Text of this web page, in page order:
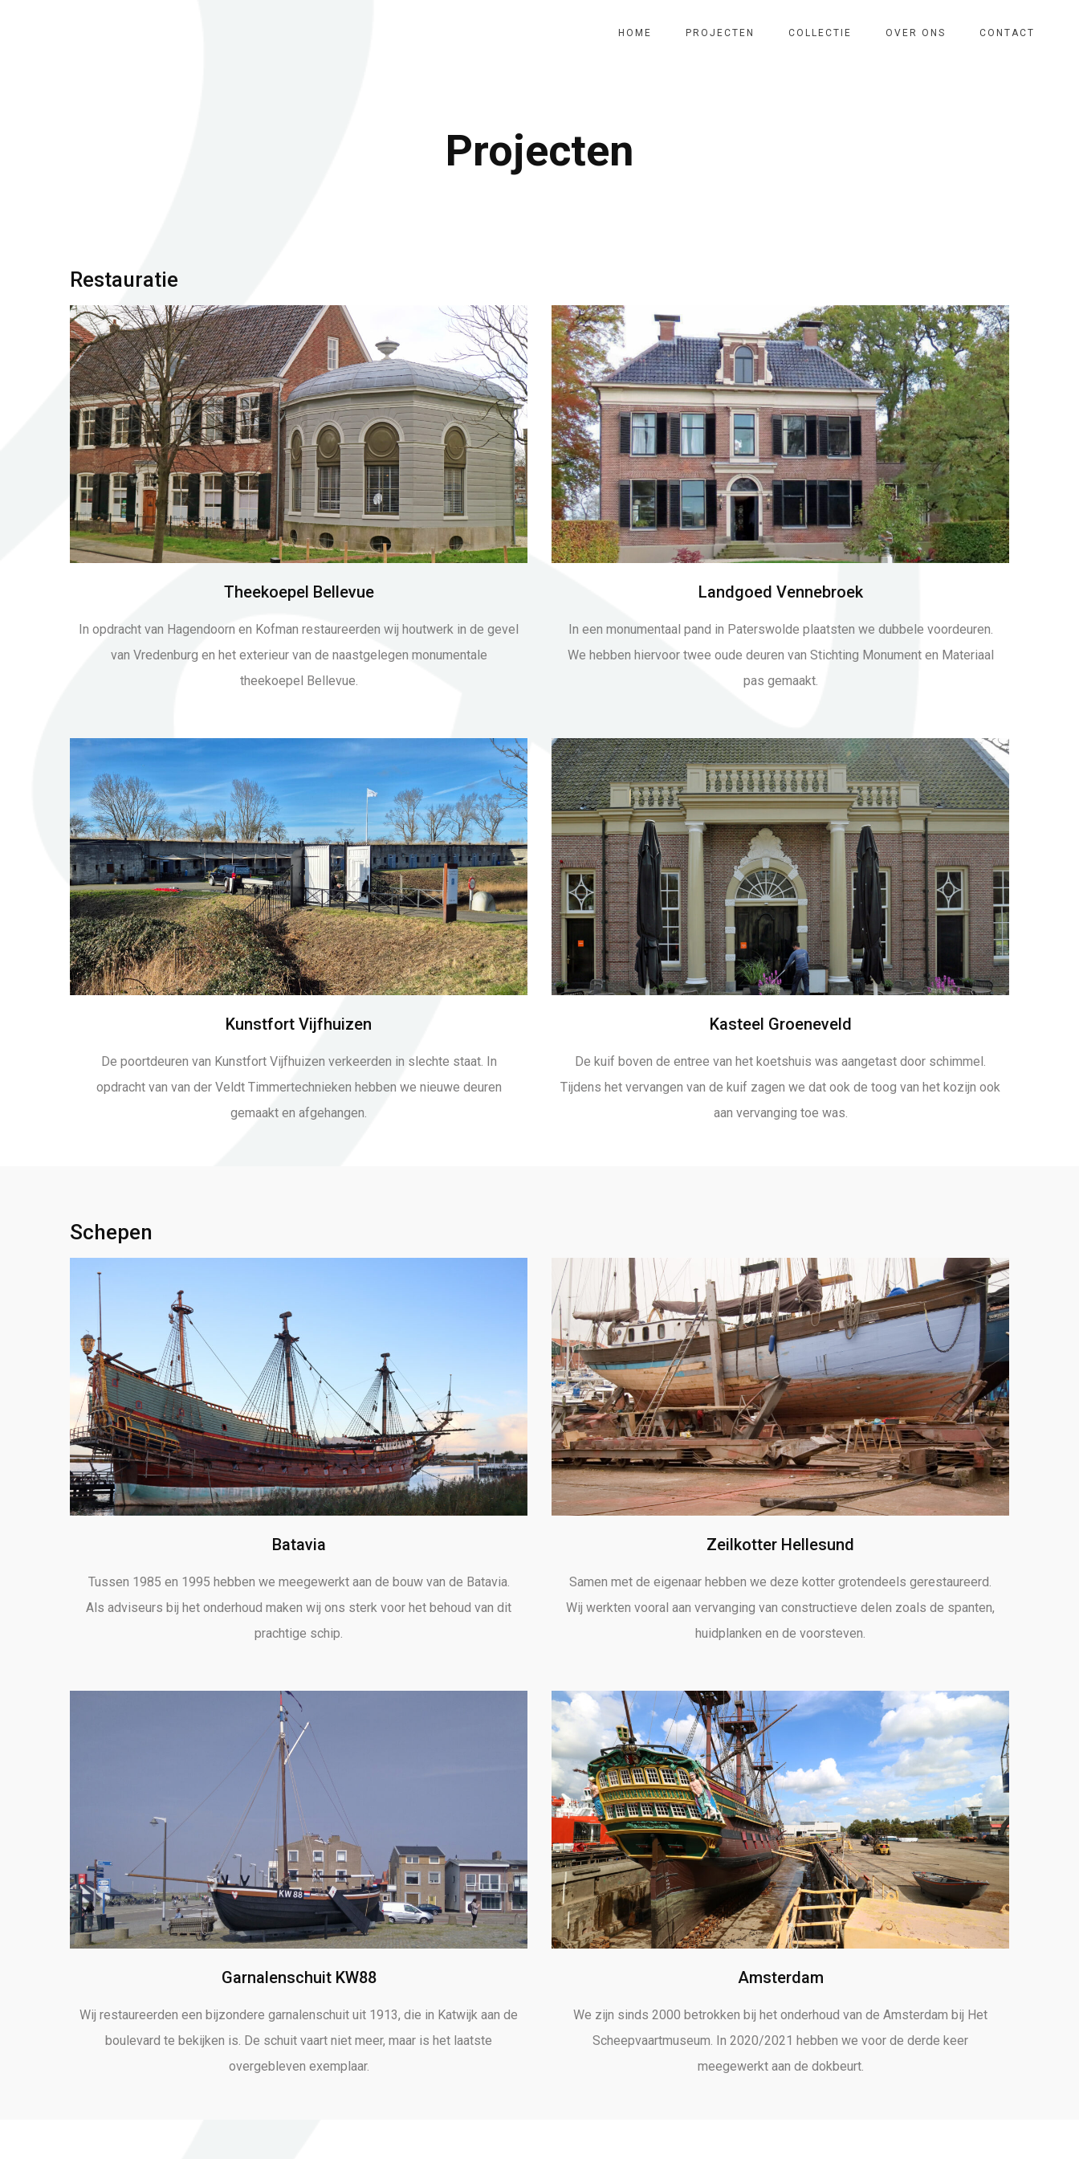
HOME PROJECTEN COLLECTIE OVER ONS CONTACT
Projecten
Restauratie
Theekoepel Bellevue
In opdracht van Hagendoorn en Kofman restaureerden wij houtwerk in de gevel
van Vredenburg en het exterieur van de naastgelegen monumentale
theekoepel Bellevue.
Landgoed Vennebroek
In een monumentaal pand in Paterswolde plaatsten we dubbele voordeuren.
We hebben hiervoor twee oude deuren van Stichting Monument en Materiaal
pas gemaakt.
Kunstfort Vijfhuizen
De poortdeuren van Kunstfort Vijfhuizen verkeerden in slechte staat. In
opdracht van van der Veldt Timmertechnieken hebben we nieuwe deuren
gemaakt en afgehangen.
Kasteel Groeneveld
De kuif boven de entree van het koetshuis was aangetast door schimmel.
Tijdens het vervangen van de kuif zagen we dat ook de toog van het kozijn ook
aan vervanging toe was.
Schepen
Batavia
Tussen 1985 en 1995 hebben we meegewerkt aan de bouw van de Batavia.
Als adviseurs bij het onderhoud maken wij ons sterk voor het behoud van dit
prachtige schip.
Zeilkotter Hellesund
Samen met de eigenaar hebben we deze kotter grotendeels gerestaureerd.
Wij werkten vooral aan vervanging van constructieve delen zoals de spanten,
huidplanken en de voorsteven.
Garnalenschuit KW88
Wij restaureerden een bijzondere garnalenschuit uit 1913, die in Katwijk aan de
boulevard te bekijken is. De schuit vaart niet meer, maar is het laatste
overgebleven exemplaar.
Amsterdam
We zijn sinds 2000 betrokken bij het onderhoud van de Amsterdam bij Het
Scheepvaartmuseum. In 2020/2021 hebben we voor de derde keer
meegewerkt aan de dokbeurt.